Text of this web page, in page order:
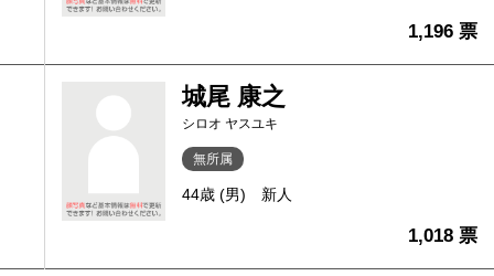
1,196 票
城尾 康之
シロオ ヤスユキ
無所属
44歳 (男) 新人
1,018 票